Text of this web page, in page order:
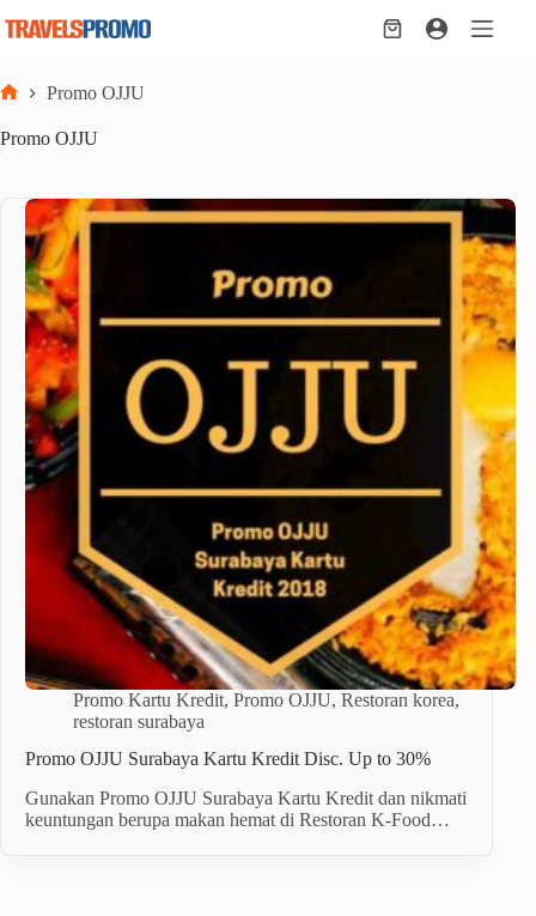
Shopping
Promo OJJU
Promo OJJU
Promo Kartu Kredit, Promo OJJU, Restoran korea,
restoran surabaya
Promo OJJU Surabaya Kartu Kredit Disc. Up to 30%
Gunakan Promo OJJU Surabaya Kartu Kredit dan nikmati
keuntungan berupa makan hemat di Restoran K-Food…